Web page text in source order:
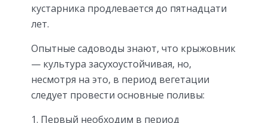
кустарника продлевается до пятнадцати
лет.
Опытные садоводы знают, что крыжовник
— культура засухоустойчивая, но,
несмотря на это, в период вегетации
следует провести основные поливы:
Первый необходим в период